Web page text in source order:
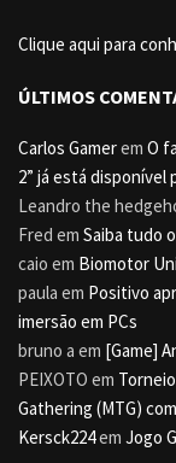
Clique aqui para
ÚLTIMOS
Carlos Gamerem O
2” já está
Leandro the
Fred em Saiba tudo
caio em Biomotor
paula em Positivo
imersão em PCs
bruno a em [Game]
PEIXOTO em
Gathering (MTG)
Kersck224em Jogo